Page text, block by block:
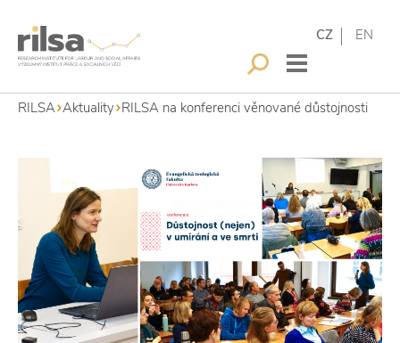
CZ EN
RILSA Aktuality RILSA na konferenci věnované důstojnosti